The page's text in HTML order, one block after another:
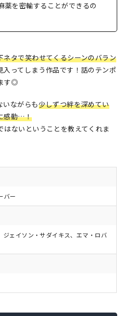
薬を密輸することができるの
ネタで笑わせてくるシーンのバラン
入ってしまう作品です！話のテンポ
す◎
いながらも少しずつ絆を深めてい
感動…！
ないということを教えてくれま
バー
ジェイソン・サダイキス、エマ・ロバ